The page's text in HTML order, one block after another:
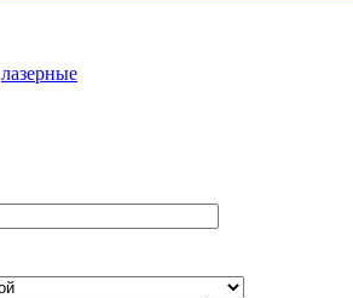
лазерные